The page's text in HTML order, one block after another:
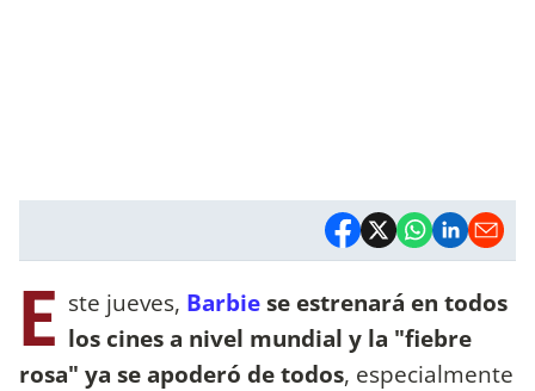
E ste jueves, Barbiese estrenará en todos
los cines a nivel mundial y la "fiebre
rosa" ya se apoderó de todos, especialmente